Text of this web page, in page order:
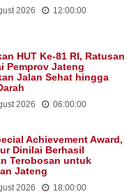
2026 12:00:00
HUT Ke-81 RI, Ratusan
Pemprov Jateng
Jalan Sehat hingga
2026 06:00:00
Achievement Award,
Dinilai Berhasil
Terobosan untuk
Jateng
2026 18:00:00